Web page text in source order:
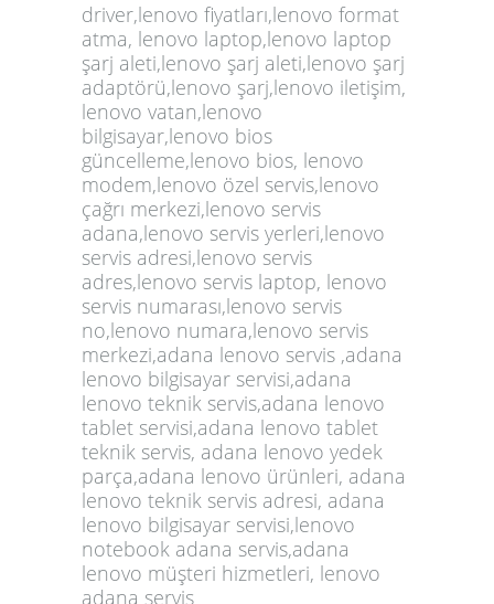
driver,lenovo fiyatları,lenovo format
atma, lenovo laptop,lenovo laptop
şarj aleti,lenovo şarj aleti,lenovo şarj
adaptörü,lenovo şarj,lenovo iletişim,
lenovo vatan,lenovo
bilgisayar,lenovo bios
güncelleme,lenovo bios, lenovo
modem,lenovo özel servis,lenovo
çağrı merkezi,lenovo servis
adana,lenovo servis yerleri,lenovo
servis adresi,lenovo servis
adres,lenovo servis laptop, lenovo
servis numarası,lenovo servis
no,lenovo numara,lenovo servis
merkezi,adana lenovo servis ,adana
lenovo bilgisayar servisi,adana
lenovo teknik servis,adana lenovo
tablet servisi,adana lenovo tablet
teknik servis, adana lenovo yedek
parça,adana lenovo ürünleri, adana
lenovo teknik servis adresi, adana
lenovo bilgisayar servisi,lenovo
notebook adana servis,adana
lenovo müşteri hizmetleri, lenovo
adana servis